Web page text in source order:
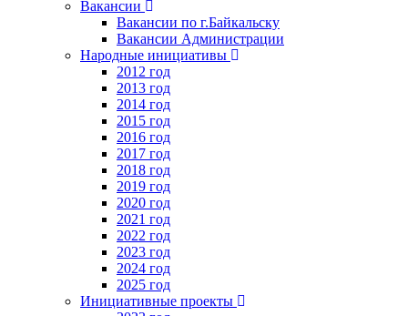
Вакансии
Вакансии по г.Байкальску
Вакансии Администрации
Народные инициативы
2012 год
2013 год
2014 год
2015 год
2016 год
2017 год
2018 год
2019 год
2020 год
2021 год
2022 год
2023 год
2024 год
2025 год
Инициативные проекты